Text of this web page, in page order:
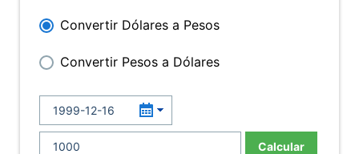
Convertir Dólares a Pesos
Convertir Pesos a Dólares
Calcular